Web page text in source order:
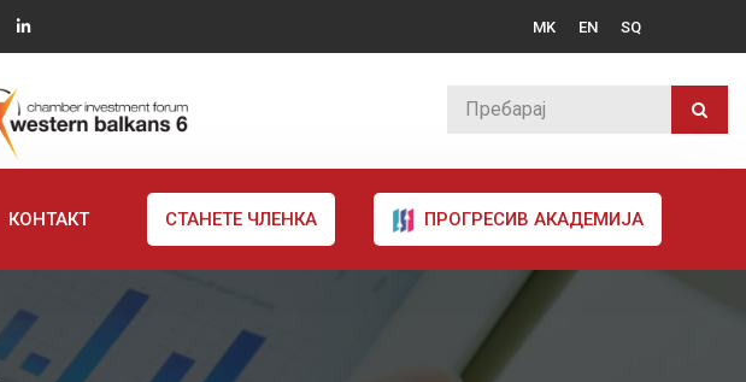
MK EN SQ
КОНТАКТ СТАНЕТЕ ЧЛЕНКА ПРОГРЕСИВ АКАДЕМИЈА